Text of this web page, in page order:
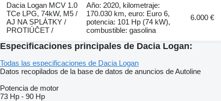
Dacia Logan MCV 1.0
TCe LPG, 74kW, M5 /
AJ NA SPLÁTKY /
PROTIÚČET /
Año: 2020, kilometraje:
170.030 km, euro: Euro 6,
potencia: 101 Hp (74 kW),
combustible: gasolina
6.000 €
Especificaciones principales de Dacia Logan:
Todas las especificaciones de Dacia Logan
Datos recopilados de la base de datos de anuncios de Autoline
Potencia de motor
73 Hp - 90 Hp